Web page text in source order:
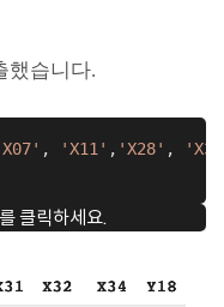
했습니다.
, 'X11' , 'X28' ,
클릭하세요.